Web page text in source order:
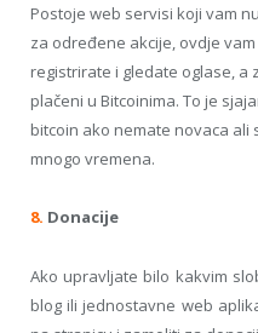
Postoje web servisi koji vam
za određene akcije, ovdje
registrirate i gledate oglase, a
plačeni u Bitcoinima. To je
bitcoin ako nemate novaca ali
mnogo vremena.
8. Donacije
Ako upravljate bilo kakvim
blog ili jednostavne web